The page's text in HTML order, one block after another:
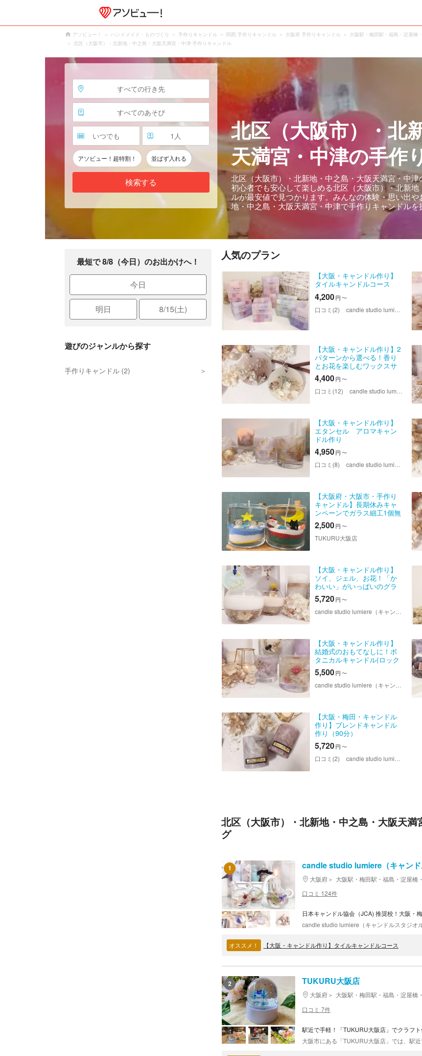
アソビュー！ ハンドメイド・ものづくり 手作りキャンドル 関西 手作りキャンドル 大阪府 手作りキャンドル
大阪駅・梅田駅・福島・淀屋橋
北区（大阪市）・北新地・中之島・大阪天満宮・中津 手作りキャンドル
すべての行き先
すべてのあそび
いつでも 1 人
アソビュー！超特割！ 並ばず入れる
検索する
北区（大阪市）・北
天満宮・中津の手作
北区（大阪市）・北新地・中之島・大阪天満宮・中津
初心者でも安心して楽しめる北区（大阪市）・北新
ルが最安値で見つかります。みんなの体験・思い出
地・中之島・大阪天満宮・中津で手作りキャンドル
最短で 8/8（今日）のお出かけへ！
今日
明日 8/15(土)
遊びのジャンルから探す
手作りキャンドル (2)
人気のプラン
【大阪・キャンドル作り】
タイルキャンドルコース
4,200円 〜
口コミ(2) candle studio lumiere（キャンドルスタジオ ルミエール）
【大阪・キャンドル作り】2
パターンから選べる！香り
とお花を楽しむワックスサ
シェ2個作成
4,400円 〜
口コミ(12) candle studio lumiere（キャンドルスタジオ ルミエール）
【大阪・キャンドル作り】
エタンセル アロマキャン
ドル作り
4,950円 〜
口コミ(8) candle studio lumiere（キャンドルスタジオ ルミエール）
【大阪府・大阪市・手作り
キャンドル】長期休みキャ
ンペーンでガラス細工1個無
料★キラキラ輝くジェルキ
ャンドル作り（1個）
2,500円 〜
TUKURU大阪店
【大阪・キャンドル作り】
ソイ、ジェル、お花！「か
わいい」がいっぱいのグラ
スCandle
5,720円 〜
【大阪・キャンドル作り】
結婚式のおもてなしに！ボ
タニカルキャンドル(ロック
タイプ)
5,500円 〜
【大阪・梅田・キャンドル
作り】ブレンドキャンドル
作り（90分）
5,720円 〜
口コミ(2) candle studio lumiere（キャンドルスタジオ ルミエール）
北区（大阪市）・北新地・中之島・大阪天
グ
1 candle studio lumiere（キャンド
大阪府 大阪駅・梅田駅・福島・淀屋橋
口コミ 124件
日本キャンドル協会（JCA) 推奨校！大阪・
オススメ！ 【大阪・キャンドル作り】タイルキャンドルコース
2 TUKURU大阪店
大阪府 大阪駅・梅田駅・福島・淀屋橋
口コミ 7件
駅近で手軽！「TUKURU大阪店」でクラフト